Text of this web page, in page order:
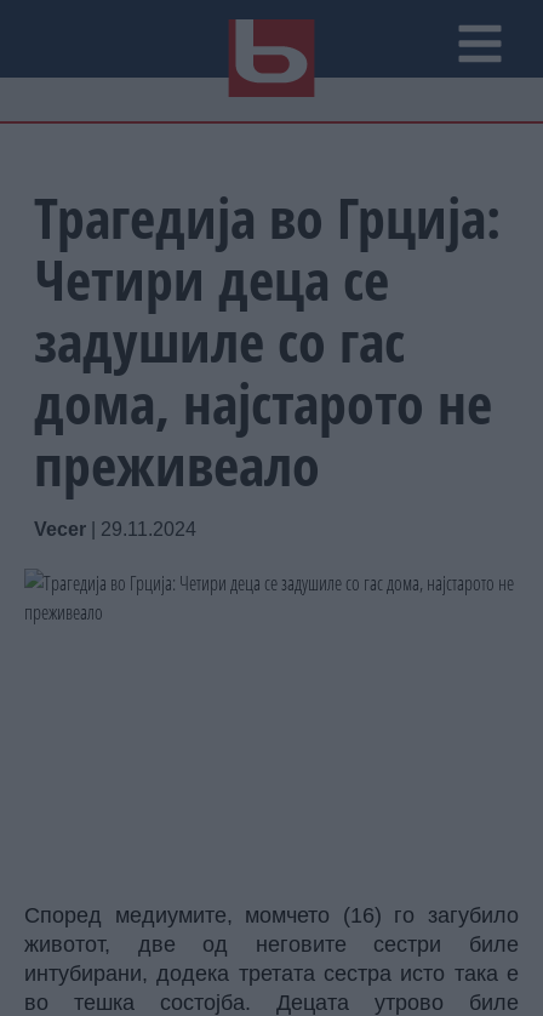
Трагедија во Грција:
Четири деца се
задушиле со гас
дома, најстарото не
преживеало
Vecer 29.11.2024
Според медиумите, момчето (16) го загубило
животот, две од неговите сестри биле
интубирани, додека третата сестра исто така е
во тешка состојба. Децата утрово биле